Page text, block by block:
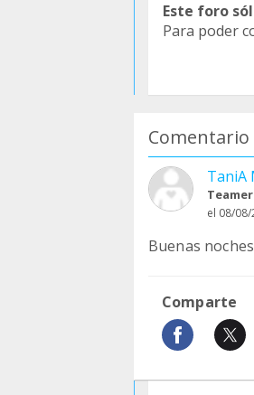
Este foro
Para poder
Comentario
TaniA
Teamer
el 08/08/
Buenas
Comparte